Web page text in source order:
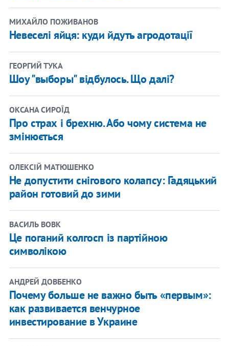
МИХАЙЛО ПОЖИВАНОВ
Невеселі яйця: куди йдуть агродотації
ГЕОРГИЙ ТУКА
Шоу "выборы" відбулось. Що далі?
ОКСАНА СИРОЇД
Про страх і брехню. Або чому система не
змінюється
ОЛЕКСІЙ МАТЮШЕНКО
Не допустити снігового колапсу: Гадяцький
район готовий до зими
ВАСИЛЬ ВОВК
Це поганий колгосп із партійною
символікою
АНДРЕЙ ДОВБЕНКО
Почему больше не важно быть «первым»:
как развивается венчурное
инвестирование в Украине